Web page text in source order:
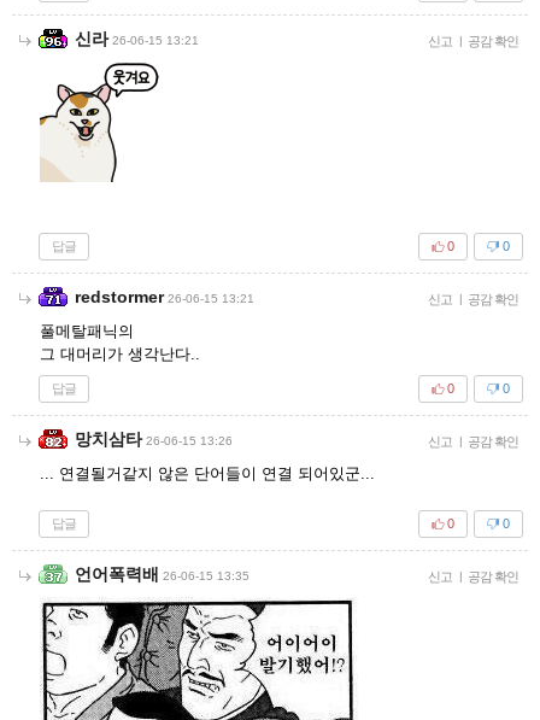
신라 26-06-15 13:21 신고 | 공감 확인
답글 0
0
redstormer 26-06-15 13:21 신고 | 공감 확인
풀메탈패닉의
그 대머리가 생각난다..
답글 0
0
망치삼타 26-06-15 13:26 신고 | 공감 확인
... 연결될거같지 않은 단어들이 연결 되어있군...
답글 0
0
언어폭력배 26-06-15 13:35 신고 | 공감 확인